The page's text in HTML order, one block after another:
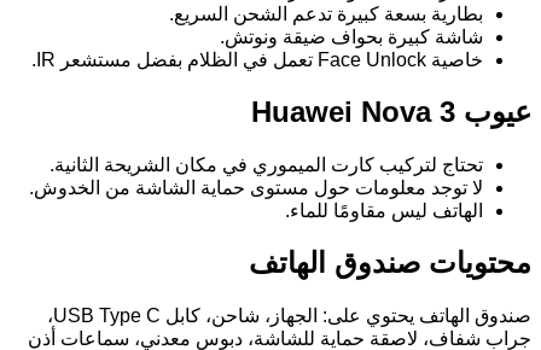
بطارية بسعة كبيرة تدعم الشحن السريع.
شاشة كبيرة بحواف ضيقة ونوتش.
خاصية Face Unlock تعمل في الظلام بفضل مستشعر IR.
عيوب Huawei Nova 3
تحتاج لتركيب كارت الميموري في مكان الشريحة الثانية.
لا توجد معلومات حول مستوى حماية الشاشة من الخدوش.
الهاتف ليس مقاومًا للماء.
محتويات صندوق الهاتف
صندوق الهاتف يحتوي على: الجهاز، شاحن، كابل USB Type C،
جراب شفاف، لاصقة حماية للشاشة، دبوس معدني، سماعات أذن